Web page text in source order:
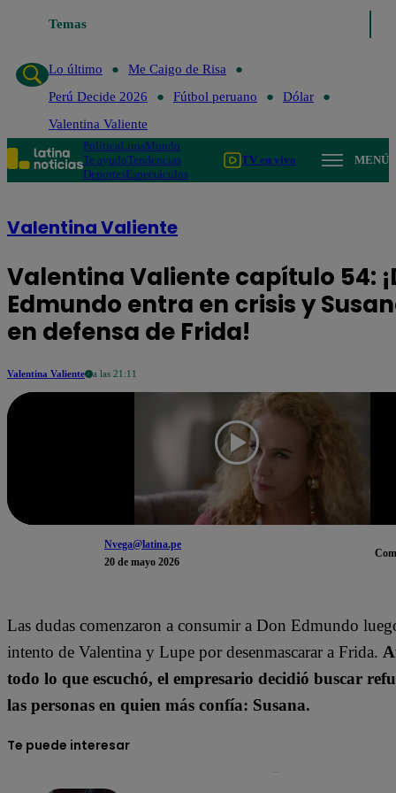
Temas
Lo último
Me Caigo de Risa
Perú Decide 2026
Fútbol peruano
Dólar
Valentina Valiente
PolíticaLimaMundo
Te ayudoTendencias
DeportesEspectáculos
TV en vivo MENÚ
Valentina Valiente
Valentina Valiente capítulo 54:
Edmundo entra en crisis y
en defensa de Frida!
Valentina Valiente a las 21:11
Nvega@latina.pe
20 de mayo 2026
Las dudas comenzaron a consumir a Don Edmundo
intento de Valentina y Lupe por desenmascarar a Frida.
todo lo que escuchó, el empresario decidió buscar
las personas en quien más confía: Susana.
Te puede interesar